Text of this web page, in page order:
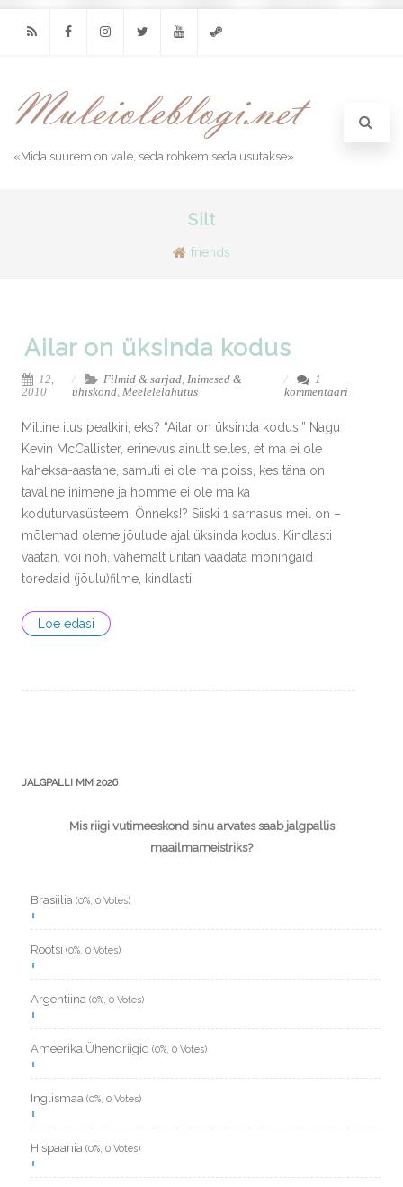
«Mida suurem on vale, seda rohkem seda usutakse»
Silt
friends
Ailar on üksinda kodus
12,
2010
Filmid & sarjad, Inimesed &
ühiskond, Meelelelahutus
1
kommentaari
Milline ilus pealkiri, eks? “Ailar on üksinda kodus!” Nagu
Kevin McCallister, erinevus ainult selles, et ma ei ole
kaheksa-aastane, samuti ei ole ma poiss, kes täna on
tavaline inimene ja homme ei ole ma ka
koduturvasüsteem. Õnneks!? Siiski 1 sarnasus meil on –
mõlemad oleme jõulude ajal üksinda kodus. Kindlasti
vaatan, või noh, vähemalt üritan vaadata mõningaid
toredaid (jõulu)filme, kindlasti
Loe edasi
JALGPALLI MM 2026
Mis riigi vutimeeskond sinu arvates saab jalgpallis
maailmameistriks?
Brasiilia (0%, 0 Votes)
Rootsi (0%, 0 Votes)
Argentiina (0%, 0 Votes)
Ameerika Ühendriigid (0%, 0 Votes)
Inglismaa (0%, 0 Votes)
Hispaania (0%, 0 Votes)